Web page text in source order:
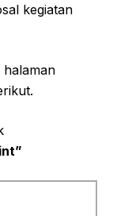
kegiatan